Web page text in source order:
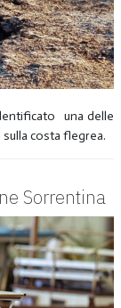
una delle
costa flegrea.
Sorrentina